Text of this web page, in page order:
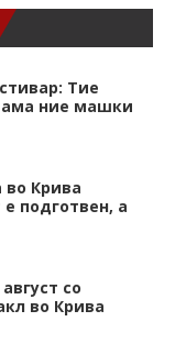
Тие
ама ние машки
во Крива
подготвен, а
со
во Крива